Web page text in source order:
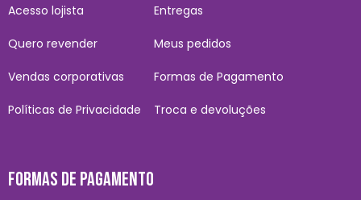
Acesso lojista
Quero revender
Vendas corporativas
Políticas de Privacidade
Entregas
Meus pedidos
Formas de Pagamento
Troca e devoluções
FORMAS DE PAGAMENTO